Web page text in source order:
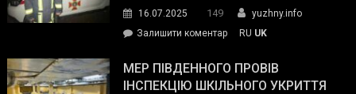
силових
та
органів:
«Наш
16.07.2025 149
yuzhny.info
Залишити коментарon
ДСНС
власноруч
RU UK
МЕР ПІВДЕННОГО ПРОВІВ
ІНСПЕКЦІЮ ШКІЛЬНОГО УКРИТТЯ